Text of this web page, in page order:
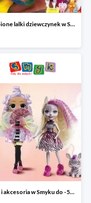
Ulubione lalki dziewczynek w Smyku do -45%
Lalki i akcesoria w Smyku do -52%